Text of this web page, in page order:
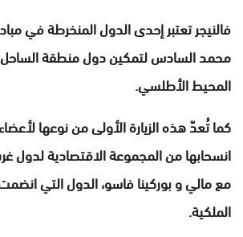
فالنيجر تعتبر إحدى الدول المنخرطة في
محمد السادس لتمكين دول منطقة
المحيط الأطلسي.
كما تُعدّ هذه الزيارة الأولى من نوعها
انسحابها من المجموعة الاقتصادية لدول
مع مالي و بوركينا فاسو، الدول التي انضمت
الملكية.